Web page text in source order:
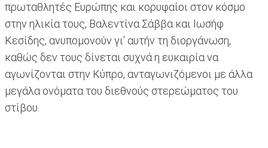
πρωταθλητές Ευρώπης και κορυφαίοι στον κόσμο
στην ηλικία τους, Βαλεντίνα Σάββα και Ιωσήφ
Κεσίδης, ανυπομονούν γι’ αυτήν τη διοργάνωση,
καθώς δεν τους δίνεται συχνά η ευκαιρία να
αγωνίζονται στην Κύπρο, ανταγωνιζόμενοι με άλλα
μεγάλα ονόματα του διεθνούς στερεώματος του
στίβου.